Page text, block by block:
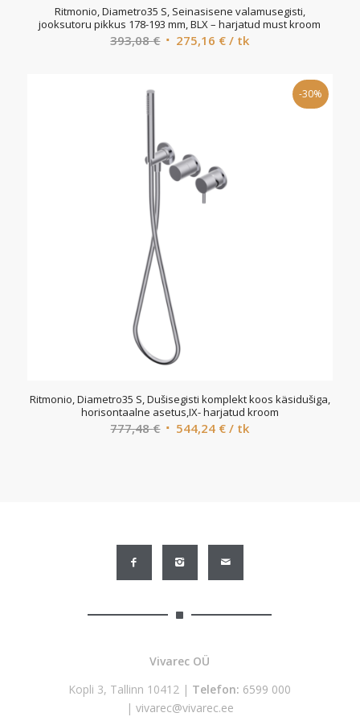
Ritmonio, Diametro35 S, Seinasisene valamusegisti,
jooksutoru pikkus 178-193 mm, BLX – harjatud must kroom
393,08€ Algne
275,16 €Current
/ tk
Ritmonio, Diametro35 S, Dušisegisti komplekt koos käsidušiga,
horisontaalne asetus,IX- harjatud kroom
777,48€ Algne
544,24 €Current
/ tk
-30%
Vivarec OÜ
Kopli 3, Tallinn 10412 | Telefon: 6599 000
| vivarec@vivarec.ee